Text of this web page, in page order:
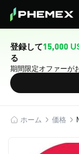
登録して15,000
る
期間限定オファーが
ホーム 価格